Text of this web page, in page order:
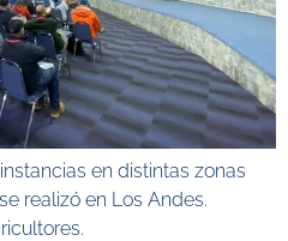
en distintas zonas
realizó en Los Andes.